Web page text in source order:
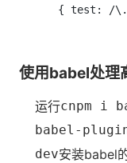
{ test: /
使用babel处理
运行cnpm i
babel-
dev安装babel